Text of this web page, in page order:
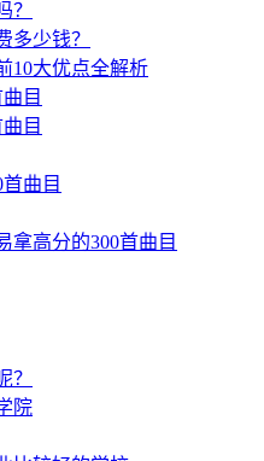
？
多少钱？
10大优点全解析
目
目
曲目
拿高分的300首曲目
？
院